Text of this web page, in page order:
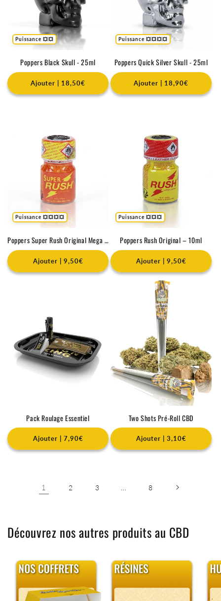
Puissance 💥💥
Poppers Black Skull - 25ml
Ajouter | 18,50€
Puissance 💥💥💥💥
Poppers Quick Silver Skull - 25ml
Ajouter | 18,90€
Puissance 💥💥💥💥
Poppers Super Rush Original Mega Pellet - 10ml
Ajouter | 9,50€
Puissance 💥💥💥
Poppers Rush Original – 10ml
Ajouter | 9,50€
Pack Roulage Essentiel
Ajouter | 7,90€
Two Shots Pré-Roll CBD
Ajouter | 3,10€
1 2 3 8
Découvrez nos autres produits au CBD